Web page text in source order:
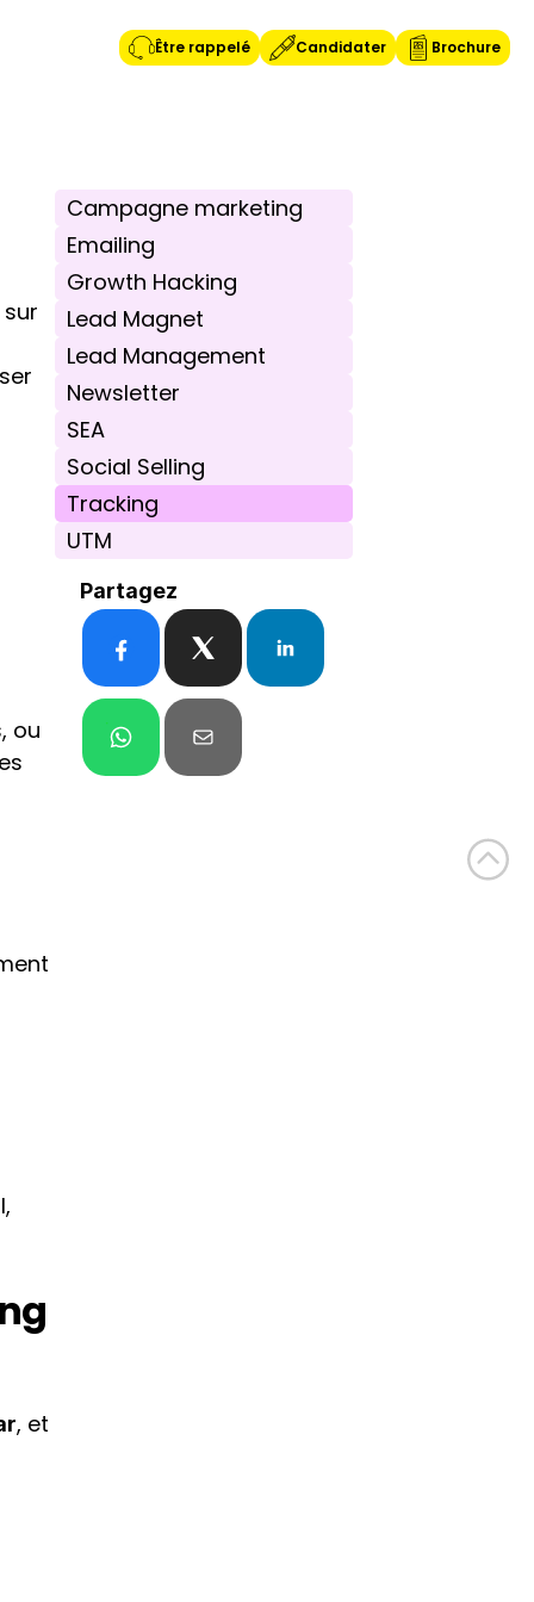
Être rappelé Candidater Brochure
ou
, et
Campagne marketing
Emailing
Growth Hacking
Lead Magnet
Lead Management
Newsletter
SEA
Social Selling
Tracking
UTM
Partagez